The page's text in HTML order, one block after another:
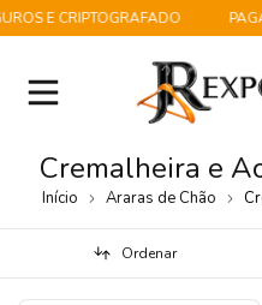
E CRIPTOGRAFADO
Cremalheira e
Início Araras de Chão
Ordenar